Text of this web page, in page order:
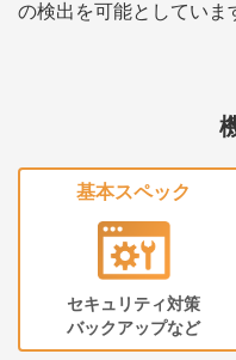
の検出を可能としていま
基本スペック
セキュリティ対策
バックアップなど